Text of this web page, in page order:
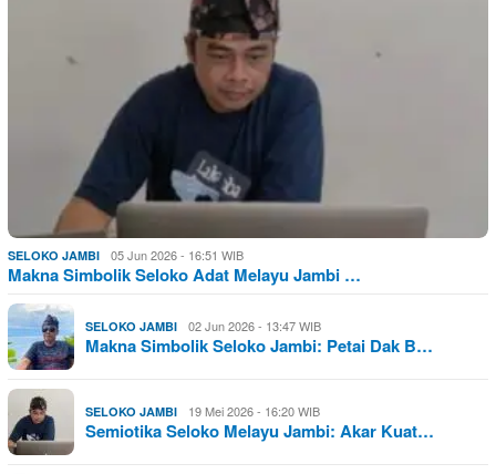
SELOKO JAMBI 05 Jun 2026 - 16:51 WIB
Makna Simbolik Seloko Adat Melayu Jambi …
SELOKO JAMBI 02 Jun 2026 - 13:47 WIB
Makna Simbolik Seloko Jambi: Petai Dak B…
SELOKO JAMBI 19 Mei 2026 - 16:20 WIB
Semiotika Seloko Melayu Jambi: Akar Kuat…